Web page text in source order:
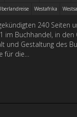
Westafrika
240
im Buchhandel, in
und Gestaltung des
für die…